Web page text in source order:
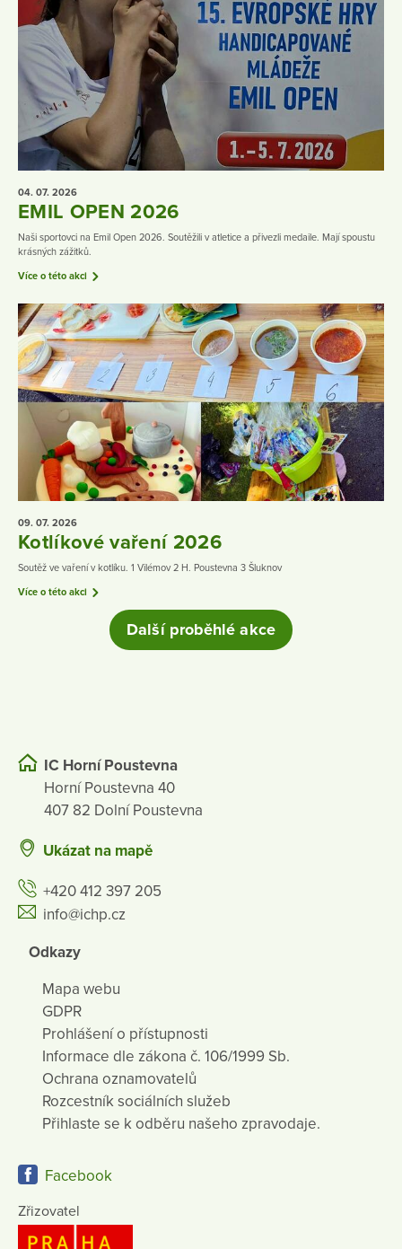
04. 07. 2026
EMIL OPEN 2026
Naši sportovci na Emil Open 2026. Soutěžili v atletice a přivezli medaile. Mají spoustu
krásných zážitků.
Více o této akci
09. 07. 2026
Kotlíkové vaření 2026
Soutěž ve vaření v kotlíku. 1 Vilémov 2 H. Poustevna 3 Šluknov
Více o této akci
Další proběhlé akce
IC Horní Poustevna
Horní Poustevna 40
407 82 Dolní Poustevna
Ukázat na mapě
+420 412 397 205
info@ichp.cz
Odkazy
Mapa webu
GDPR
Prohlášení o přístupnosti
Informace dle zákona č. 106/1999 Sb.
Ochrana oznamovatelů
Rozcestník sociálních služeb
Přihlaste se k odběru našeho zpravodaje.
Facebook
Zřizovatel